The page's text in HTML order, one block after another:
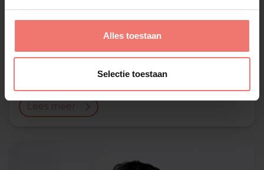
Alles toestaan
Selectie toestaan
Lees meer